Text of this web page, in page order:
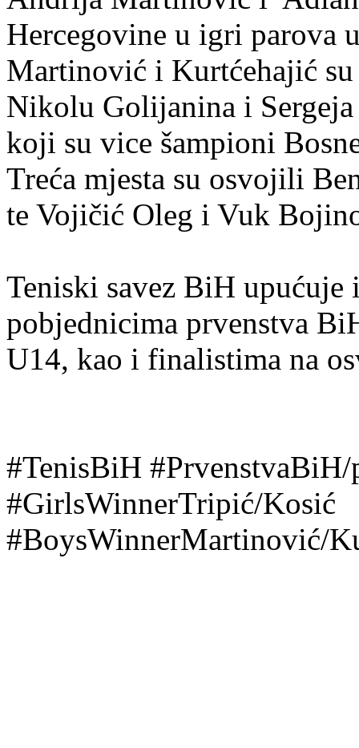
Hercegovine u igri parova
Martinović i Kurtćehajić
Nikolu Golijanina i
koji su vice šampioni
Treća mjesta su osvojili
te Vojičić Oleg i Vuk
Teniski savez BiH upućuje
pobjednicima prvenstva
U14, kao i finalistima na
#TenisBiH
#GirlsWinnerTripić/Kosić
#BoysWinnerMartinović/